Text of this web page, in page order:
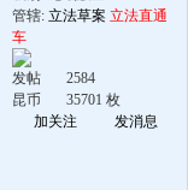
管辖: 立法草案 立法直通
车
发帖
2584
昆币
35701 枚
加关注
发消息